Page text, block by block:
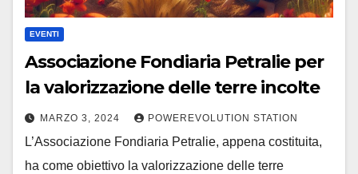
EVENTI
Associazione Fondiaria Petralie per
la valorizzazione delle terre incolte
MARZO 3, 2024 POWEREVOLUTION STATION
L’Associazione Fondiaria Petralie, appena costituita,
ha come obiettivo la valorizzazione delle terre